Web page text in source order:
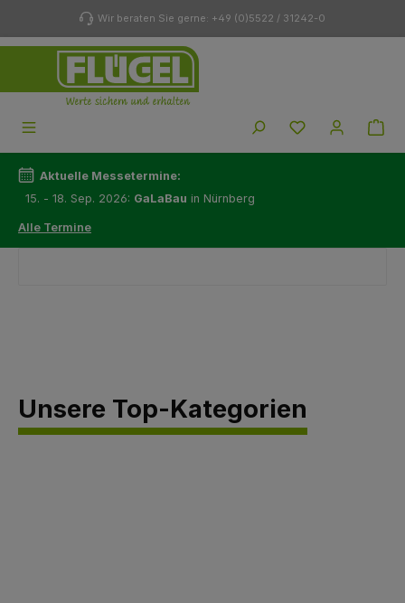
Zum Hauptinhalt springenWir beraten Sie gerne: +49 (0)5522 / 31242-0
Du hast 0
Aktuelle Messetermine:
15. - 18. Sep. 2026: GaLaBau in Nürnberg
Alle Termine
Unsere Top-Kategorien